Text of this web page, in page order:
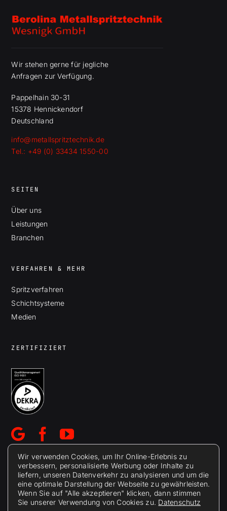
Wir stehen gerne für jegliche
Anfragen zur Verfügung.
Pappelhain 30-31
15378 Hennickendorf
Deutschland
info@metallspritztechnik.de
Tel.: +49 (0) 33434 1550-00
SEITEN
Über uns
Leistungen
Branchen
VERFAHREN & MEHR
Spritzverfahren
Schichtsysteme
Medien
ZERTIFIZIERT
© 2026 Berolina Metallspritztechnik Wesnigk GmbH
Wir verwenden Cookies, um Ihr Online-Erlebnis zu
verbessern, personalisierte Werbung oder Inhalte zu
liefern, unseren Datenverkehr zu analysieren und um die
eine optimale Darstellung der Webseite zu gewährleisten.
Wenn Sie auf "Alle akzeptieren" klicken, dann stimmen
Sie unserer Verwendung von Cookies zu. Datenschutz